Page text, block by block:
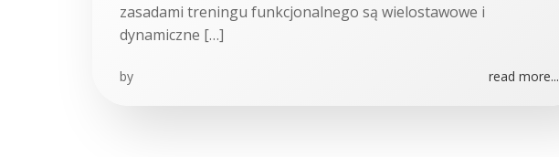
zasadami treningu funkcjonalnego są wielostawowe i
dynamiczne […]
by read more...